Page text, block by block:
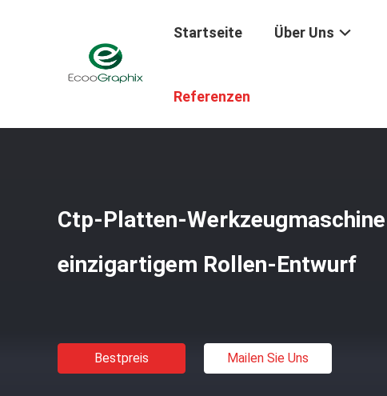
Startseite Über Uns
Referenzen
/
Ctp-Platten-
einzigartigem Rollen-Entwurf
Bestpreis Mailen Sie Uns